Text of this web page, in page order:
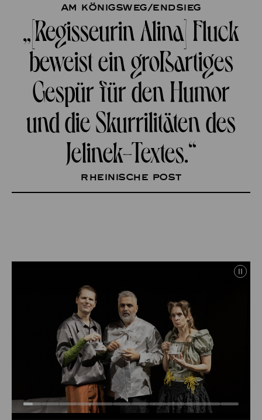
Am Königsweg/Endsieg
„[Regisseurin Alina] Fluck
beweist ein großartiges
Gespür für den Humor
und die Skurrilitäten des
Jelinek-Textes.“
Rheinische Post